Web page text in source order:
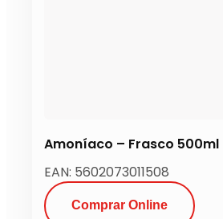
Amoníaco – Frasco 500ml
EAN: 5602073011508
Comprar Online